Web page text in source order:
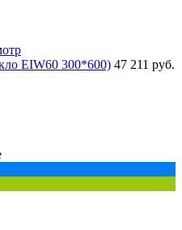
EIW60 300*600) 47 211 руб.